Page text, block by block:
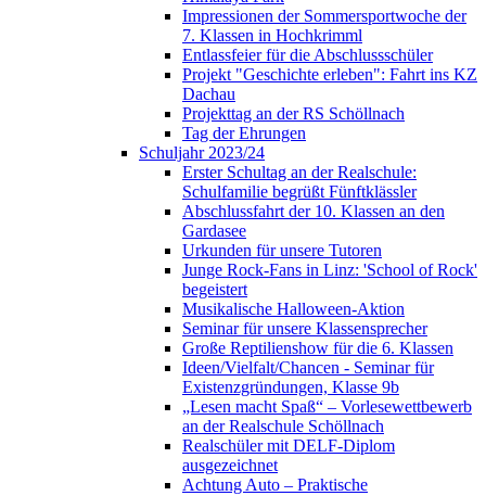
Impressionen der Sommersportwoche der
7. Klassen in Hochkrimml
Entlassfeier für die Abschlussschüler
Projekt "Geschichte erleben": Fahrt ins KZ
Dachau
Projekttag an der RS Schöllnach
Tag der Ehrungen
Schuljahr 2023/24
Erster Schultag an der Realschule:
Schulfamilie begrüßt Fünftklässler
Abschlussfahrt der 10. Klassen an den
Gardasee
Urkunden für unsere Tutoren
Junge Rock-Fans in Linz: 'School of Rock'
begeistert
Musikalische Halloween-Aktion
Seminar für unsere Klassensprecher
Große Reptilienshow für die 6. Klassen
Ideen/Vielfalt/Chancen - Seminar für
Existenzgründungen, Klasse 9b
„Lesen macht Spaß“ – Vorlesewettbewerb
an der Realschule Schöllnach
Realschüler mit DELF-Diplom
ausgezeichnet
Achtung Auto – Praktische